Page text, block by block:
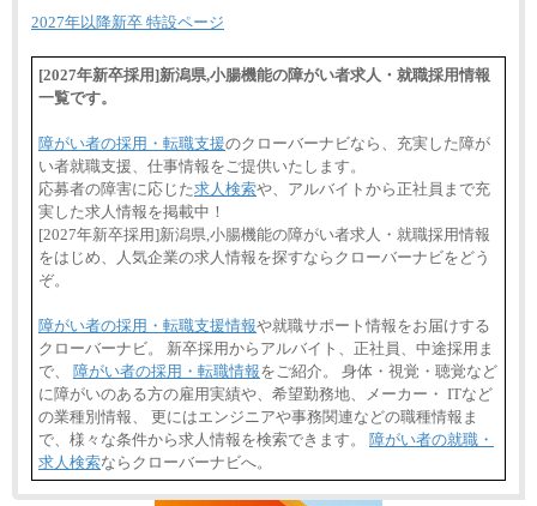
2027年以降新卒 特設ページ
[2027年新卒採用]新潟県,小腸機能の障がい者求人・就職採用情報
一覧です。
障がい者の採用・転職支援のクローバーナビなら、充実した障が
い者就職支援、仕事情報をご提供いたします。
応募者の障害に応じた求人検索や、アルバイトから正社員まで充
実した求人情報を掲載中！
[2027年新卒採用]新潟県,小腸機能の障がい者求人・就職採用情報
をはじめ、人気企業の求人情報を探すならクローバーナビをどう
ぞ。
障がい者の採用・転職支援情報や就職サポート情報をお届けする
クローバーナビ。 新卒採用からアルバイト、正社員、中途採用ま
で、 障がい者の採用・転職情報をご紹介。 身体・視覚・聴覚など
に障がいのある方の雇用実績や、希望勤務地、メーカー・ ITなど
の業種別情報、 更にはエンジニアや事務関連などの職種情報ま
で、様々な条件から求人情報を検索できます。 障がい者の就職・
求人検索ならクローバーナビへ。